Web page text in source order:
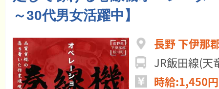
～30代男女活躍中】
長野 下伊那
JR飯田線(天
時給:1,450